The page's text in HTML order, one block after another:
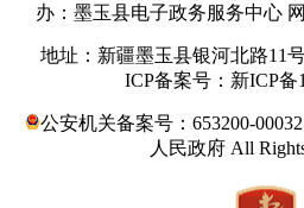
办：墨玉县电子政务服务中心
地址：新疆墨玉县银河北路11
ICP备案号：新ICP备
公安机关备案号：653200-
人民政府 All